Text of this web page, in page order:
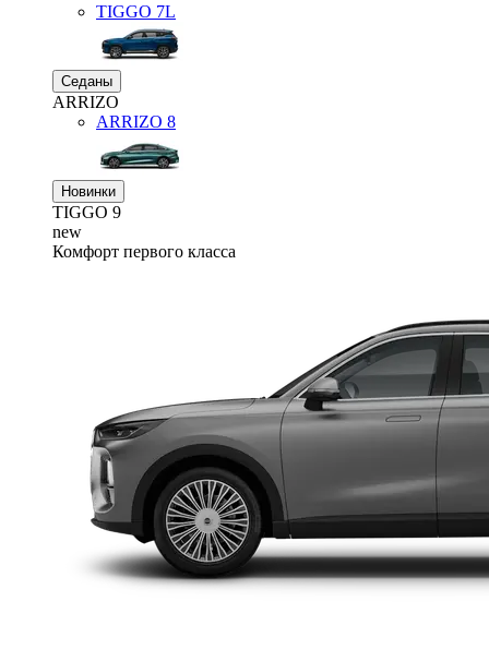
TIGGO 7L
Седаны
ARRIZO
ARRIZO 8
Новинки
TIGGO 9
new
Комфорт первого класса